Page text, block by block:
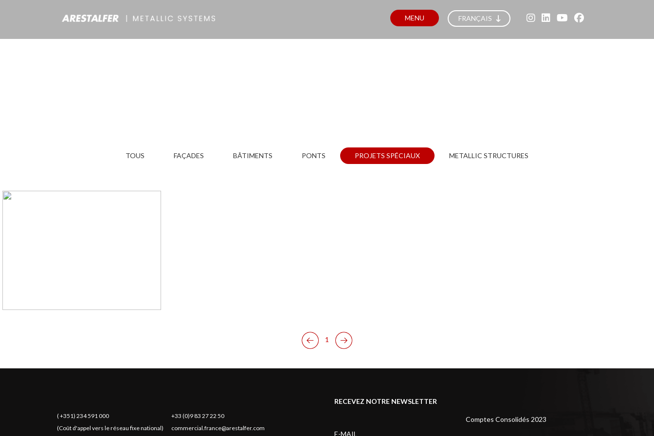
MENU FRANÇAIS
TOUS FAÇADES BÂTIMENTS PONTS PROJETS SPÉCIAUX METALLIC STRUCTURES
1
( +351) 234 591 000
(Coût d'appel vers le réseau fixe national)
+33 (0)9 83 27 22 50
commercial.france@arestalfer.com
RECEVEZ NOTRE NEWSLETTER
Comptes Consolidés 2023